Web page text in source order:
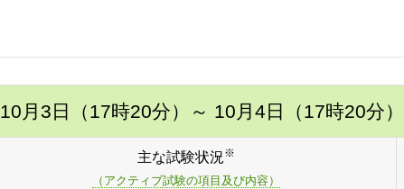
10月3日（17時20分） ～ 10月4日（17時20分）
主な試験状況※
（アクティブ試験の項目及び内容）